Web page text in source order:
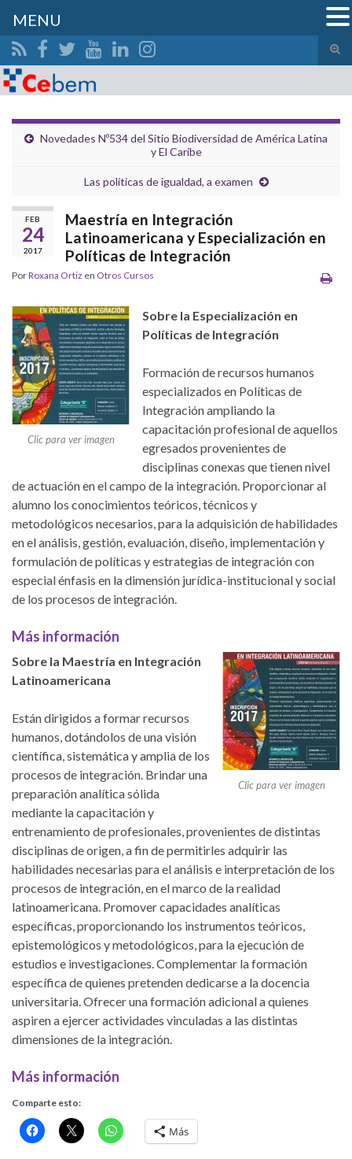
el
Search for:
Novedades Nº534 del Sitio Biodiversidad de América Latina
y El Caribe
Las políticas de igualdad, a examen
FEB
24
2017
Maestría en Integración
Latinoamericana y Especialización en
Políticas de Integración
PorRoxana Ortiz en Otros Cursos
Clic para ver imagen
Sobre la Especialización en
Políticas de Integración
Formación de recursos humanos
especializados en Políticas de
Integración ampliando la
capacitación profesional de aquellos
egresados provenientes de
disciplinas conexas que tienen nivel
de actuación en el campo de la integración. Proporcionar al
alumno los conocimientos teóricos, técnicos y
metodológicos necesarios, para la adquisición de habilidades
en el análisis, gestión, evaluación, diseño, implementación y
formulación de políticas y estrategias de integración con
especial énfasis en la dimensión jurídica-institucional y social
de los procesos de integración.
Más información
Clic para ver imagen
Sobre la Maestría en Integración
Latinoamericana
Están dirigidos a formar recursos
humanos, dotándolos de una visión
científica, sistemática y amplia de los
procesos de integración. Brindar una
preparación analítica sólida
mediante la capacitación y
entrenamiento de profesionales, provenientes de distintas
disciplinas de origen, a fin de permitirles adquirir las
habilidades necesarias para el análisis e interpretación de los
procesos de integración, en el marco de la realidad
latinoamericana. Promover capacidades analíticas
específicas, proporcionando los instrumentos teóricos,
epistemológicos y metodológicos, para la ejecución de
estudios e investigaciones. Complementar la formación
específica de quienes pretenden dedicarse a la docencia
universitaria. Ofrecer una formación adicional a quienes
aspiren a ejercer actividades vinculadas a las distintas
dimensiones de la integración.
Más información
Comparte esto:
Más
MENU